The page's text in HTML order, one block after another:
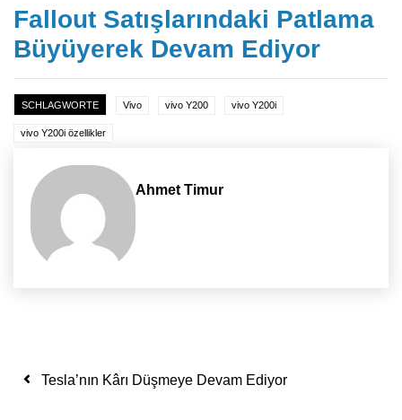
Fallout Satışlarındaki Patlama
Büyüyerek Devam Ediyor
SCHLAGWORTE Vivo vivo Y200 vivo Y200i
vivo Y200i özellikler
Ahmet Timur
Yazı dolaşımı
Tesla’nın Kârı Düşmeye Devam Ediyor